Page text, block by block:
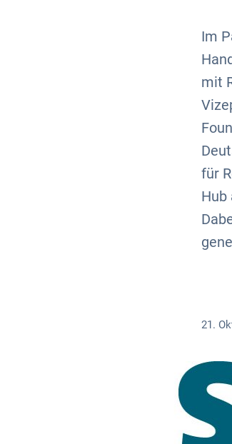
Im
mit
für
Hub
21.